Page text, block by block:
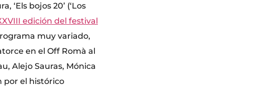
bojos 20’ (‘Los
edición del festival
muy variado,
en el Off Romà al
Alejo Sauras, Mónica
por el histórico